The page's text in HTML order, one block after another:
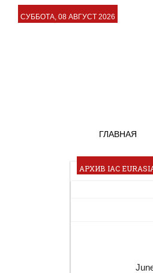
СУББОТА, 08 АВГУСТ 2026
ГЛАВНАЯ
АРХИВ IAC